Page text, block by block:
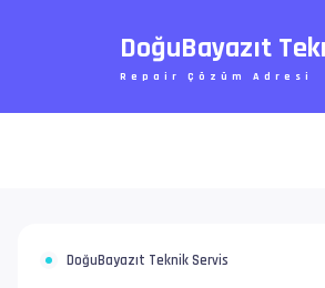
DoğuBayazıt
Repair Çözüm Adresi
DoğuBayazıt Teknik Servis